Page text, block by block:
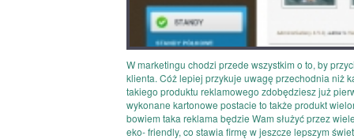
W marketingu chodzi przede wszystkim o to, by
klienta. Cóż lepiej przykuje uwagę przechodnia niż
takiego produktu reklamowego zdobędziesz już
wykonane kartonowe postacie to także produkt
bowiem taka reklama będzie Wam służyć przez
eko- friendly, co stawia firmę w jeszcze lepszym